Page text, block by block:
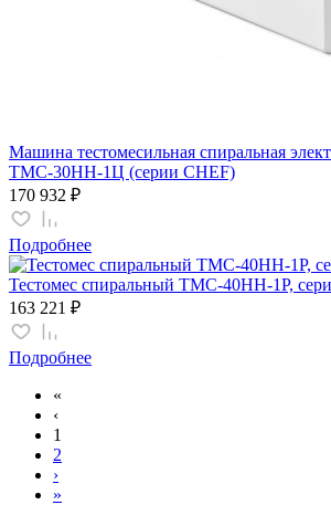
Машина тестомесильная спиральная
ТМС-30НН-1Ц (серии CHEF)
170 932 ₽
Подробнее
Тестомес спиральный ТМС-40НН-1Р,
163 221 ₽
Подробнее
«
‹
1
2
›
»